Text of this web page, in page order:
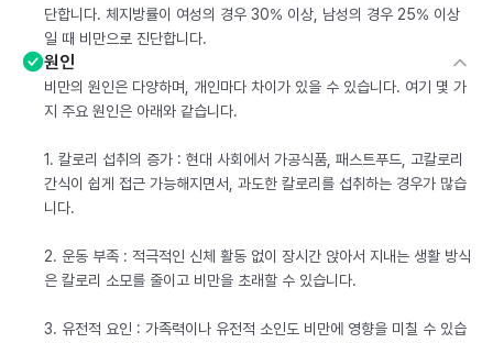
단합니다. 체지방률이 여성의 경우 30% 이상, 남성의 경우 25% 이상
일 때 비만으로 진단합니다.
원인
비만의 원인은 다양하며, 개인마다 차이가 있을 수 있습니다. 여기 몇 가
지 주요 원인은 아래와 같습니다.
1. 칼로리 섭취의 증가 : 현대 사회에서 가공식품, 패스트푸드, 고칼로리
간식이 쉽게 접근 가능해지면서, 과도한 칼로리를 섭취하는 경우가 많습
니다.
2. 운동 부족 : 적극적인 신체 활동 없이 장시간 앉아서 지내는 생활 방식
은 칼로리 소모를 줄이고 비만을 초래할 수 있습니다.
3. 유전적 요인 : 가족력이나 유전적 소인도 비만에 영향을 미칠 수 있습